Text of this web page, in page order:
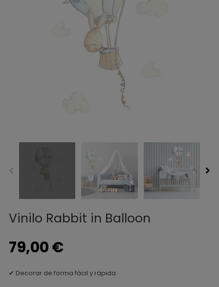
Vinilo Rabbit in Balloon
79,00 €
✔ Decorar de forma fácil y rápida